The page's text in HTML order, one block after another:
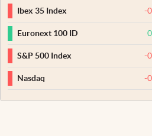
Ibex 35 Index
-
Euronext 100 ID
S&P 500 Index -
Nasdaq -